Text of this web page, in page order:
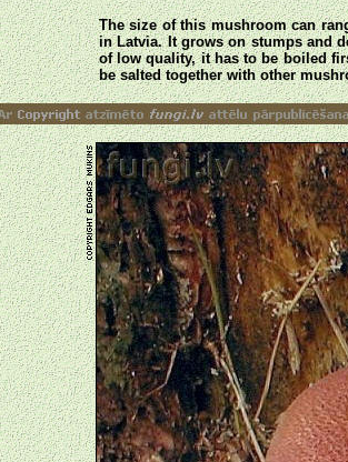
The size of this mushroom can
in Latvia. It grows on stumps and
of low quality, it has to be boiled
be salted together with other